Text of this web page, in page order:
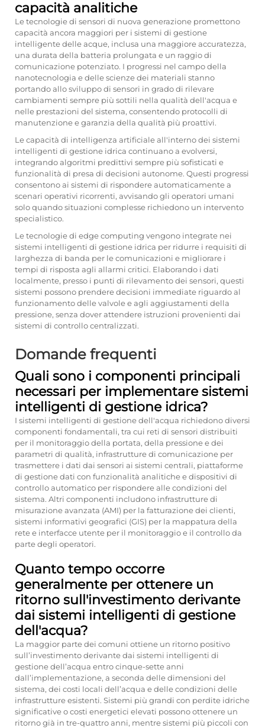
capacità analitiche
Le tecnologie di sensori di nuova generazione promettono
capacità ancora maggiori per i sistemi di gestione
intelligente delle acque, inclusa una maggiore accuratezza,
una durata della batteria prolungata e un raggio di
comunicazione potenziato. I progressi nel campo della
nanotecnologia e delle scienze dei materiali stanno
portando allo sviluppo di sensori in grado di rilevare
cambiamenti sempre più sottili nella qualità dell'acqua e
nelle prestazioni del sistema, consentendo protocolli di
manutenzione e garanzia della qualità più proattivi.
Le capacità di intelligenza artificiale all'interno dei sistemi
intelligenti di gestione idrica continuano a evolversi,
integrando algoritmi predittivi sempre più sofisticati e
funzionalità di presa di decisioni autonome. Questi progressi
consentono ai sistemi di rispondere automaticamente a
scenari operativi ricorrenti, avvisando gli operatori umani
solo quando situazioni complesse richiedono un intervento
specialistico.
Le tecnologie di edge computing vengono integrate nei
sistemi intelligenti di gestione idrica per ridurre i requisiti di
larghezza di banda per le comunicazioni e migliorare i
tempi di risposta agli allarmi critici. Elaborando i dati
localmente, presso i punti di rilevamento dei sensori, questi
sistemi possono prendere decisioni immediate riguardo al
funzionamento delle valvole e agli aggiustamenti della
pressione, senza dover attendere istruzioni provenienti dai
sistemi di controllo centralizzati.
Domande frequenti
Quali sono i componenti principali
necessari per implementare sistemi
intelligenti di gestione idrica?
I sistemi intelligenti di gestione dell'acqua richiedono diversi
componenti fondamentali, tra cui reti di sensori distribuiti
per il monitoraggio della portata, della pressione e dei
parametri di qualità, infrastrutture di comunicazione per
trasmettere i dati dai sensori ai sistemi centrali, piattaforme
di gestione dati con funzionalità analitiche e dispositivi di
controllo automatico per rispondere alle condizioni del
sistema. Altri componenti includono infrastrutture di
misurazione avanzata (AMI) per la fatturazione dei clienti,
sistemi informativi geografici (GIS) per la mappatura della
rete e interfacce utente per il monitoraggio e il controllo da
parte degli operatori.
Quanto tempo occorre
generalmente per ottenere un
ritorno sull'investimento derivante
dai sistemi intelligenti di gestione
dell'acqua?
La maggior parte dei comuni ottiene un ritorno positivo
sull’investimento derivante dai sistemi intelligenti di
gestione dell’acqua entro cinque-sette anni
dall’implementazione, a seconda delle dimensioni del
sistema, dei costi locali dell’acqua e delle condizioni delle
infrastrutture esistenti. Sistemi più grandi con perdite idriche
significative o costi energetici elevati possono ottenere un
ritorno già in tre-quattro anni, mentre sistemi più piccoli con